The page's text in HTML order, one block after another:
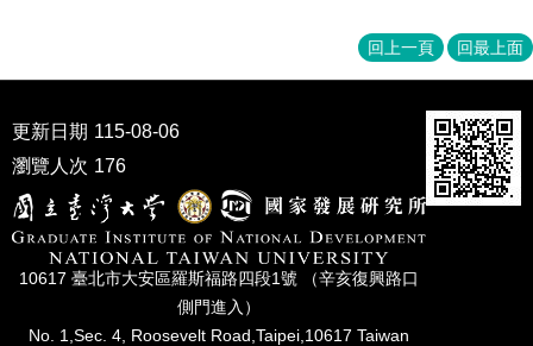
研
究
期
刊
口
專
回上一頁 回最上面
更新日期 115-08-06
瀏覽人次 176
10617 臺北市⼤安區羅斯福路四段1號 （辛亥復興路⼝
側⾨進入）
No. 1,Sec. 4, Roosevelt Road,Taipei,10617 Taiwan